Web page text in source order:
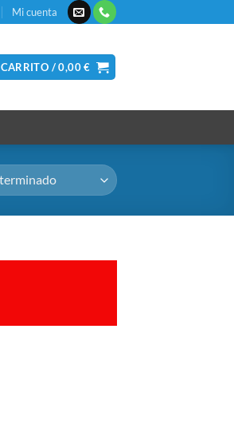
Mi cuenta
CARRITO /0,00€